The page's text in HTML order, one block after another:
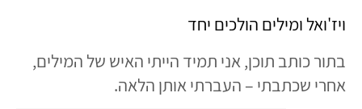
ויז'ואל ומילים הולכים יחד
בתור כותב תוכן, אני תמיד הייתי האיש של המילים,
אחרי שכתבתי – העברתי אותן הלאה.